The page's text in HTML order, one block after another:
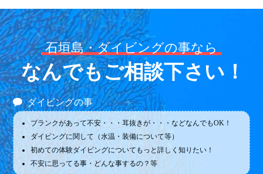
石垣島・ダイビングの事なら
なんでもご相談下さい！
ダイビングの事
ブランクがあって不安・・・耳抜きが・・・などなんでもOK！
ダイビングに関して（水温・装備について等）
初めての体験ダイビングについてもっと詳しく知りたい！
不安に思ってる事・どんな事するの？等